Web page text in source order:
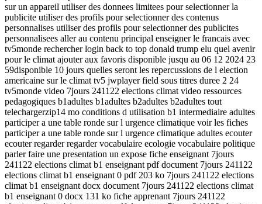
sur un appareil utiliser des donnees limitees pour selectionner la
publicite utiliser des profils pour selectionner des contenus
personnalises utiliser des profils pour selectionner des publicites
personnalisees aller au contenu principal enseigner le francais avec
tv5monde rechercher login back to top donald trump elu quel avenir
pour le climat ajouter aux favoris disponible jusqu au 06 12 2024 23
59disponible 10 jours quelles seront les repercussions de l election
americaine sur le climat tv5 jwplayer field sous titres duree 2 24
tv5monde video 7jours 241122 elections climat video ressources
pedagogiques b1adultes b1adultes b2adultes b2adultes tout
telechargerzip14 mo conditions d utilisation b1 intermediaire adultes
participer a une table ronde sur l urgence climatique voir les fiches
participer a une table ronde sur l urgence climatique adultes ecouter
ecouter regarder regarder vocabulaire ecologie vocabulaire politique
parler faire une presentation un expose fiche enseignant 7jours
241122 elections climat b1 enseignant pdf document 7jours 241122
elections climat b1 enseignant 0 pdf 203 ko 7jours 241122 elections
climat b1 enseignant docx document 7jours 241122 elections climat
b1 enseignant 0 docx 131 ko fiche apprenant 7jours 241122